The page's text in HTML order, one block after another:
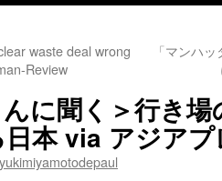
waste deal wrong
Review
「マンハ
に聞く＞行き
日本 via アジア
yukimiyamotodepaul